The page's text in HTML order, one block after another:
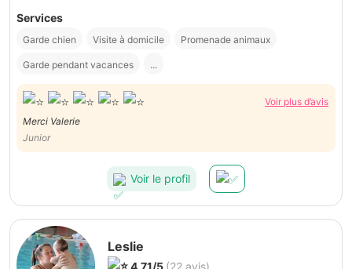
Services
Garde chien Visite à domicile Promenade animaux
Garde pendant vacances ...
Voir plus d’avis
Merci Valerie
Junior
Voir le profil
Leslie
4.71/5 (22 avis)